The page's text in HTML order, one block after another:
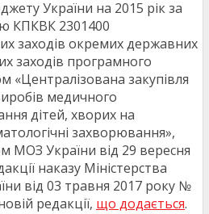
України на 2015 рік за
КПКВК 2301400
заходів окремих державних
заходів програмного
«Централізована закупівля
медичного
дітей, хворих на
захворювання»,
МОЗ України від 29 вересня
наказу Міністерства
від 03 травня 2017 року №
редакції, що додається.